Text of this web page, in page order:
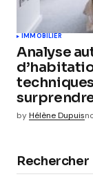
IMMOBILIER
Analyse
byHélène Dupuis
Rechercher